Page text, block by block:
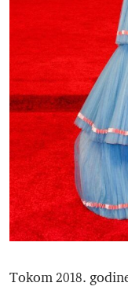
Tokom 2018.